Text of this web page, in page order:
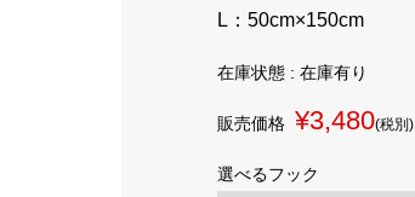
L：50cm×150cm
在庫状態 : 在庫有り
販売価格 ¥3,480(税別)
選べるフック